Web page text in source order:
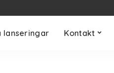
lanseringar Kontakt